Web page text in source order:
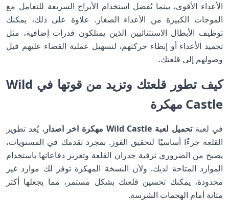
الأعداء الأقوى، بينما يُفضل استخدام الأبراج السريعة للتعامل مع
الموجات الكبيرة من الأعداء الصغار. علاوة على ذلك، يمكنك
توظيف الأبطال الاستثنائيين الذين يمتلكون قدرات إضافية، مثل
تجميد الأعداء أو إبطاء حركتهم، لتسهيل عملية القضاء عليهم قبل
وصولهم إلى قلعتك.
كيف تطور قلعتك وتزيد من قوتها في Wild
Castle مهكرة
في لعبةتحميل لعبة Wild Castle مهكرة اخر اصدار
، يُعد تطوير
القلعة جزءًا أساسيًا لتحقيق الفوز. بمجرد تقدمك في المستويات،
يصبح من الضروري ترقية جدران القلعة وتعزيز دفاعاتها باستخدام
الموارد المتاحة لديك. ولأن النسخة المهكرة توفر لك موارد غير
محدودة، يمكنك تحسين قلعتك بشكل مستمر، مما يجعلها أكثر
متانة أمام الهجمات الشرسة.